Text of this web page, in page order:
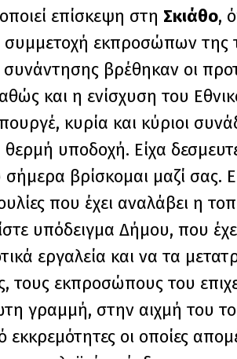
επίσκεψη στη Σκιάθο,
εκπροσώπων της
βρέθηκαν οι
και η ενίσχυση του
κυρία και κύριοι
υποδοχή. Είχα
βρίσκομαι μαζί σας.
που έχει αναλάβει η
υπόδειγμα Δήμου, που
εργαλεία και να τα
τους εκπροσώπους του
γραμμή, στην αιχμή του
οι οποίες